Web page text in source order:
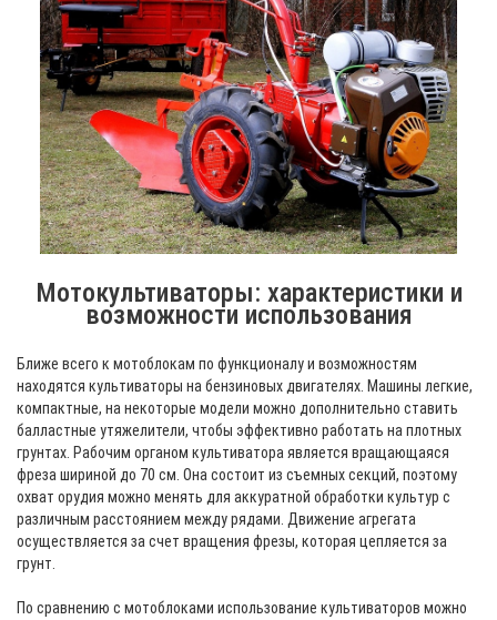
Мотокультиваторы: характеристики и
возможности использования
Ближе всего к мотоблокам по функционалу и возможностям
находятся культиваторы на бензиновых двигателях. Машины легкие,
компактные, на некоторые модели можно дополнительно ставить
балластные утяжелители, чтобы эффективно работать на плотных
грунтах. Рабочим органом культиватора является вращающаяся
фреза шириной до 70 см. Она состоит из съемных секций, поэтому
охват орудия можно менять для аккуратной обработки культур с
различным расстоянием между рядами. Движение агрегата
осуществляется за счет вращения фрезы, которая цепляется за
грунт.
По сравнению с мотоблоками использование культиваторов можно